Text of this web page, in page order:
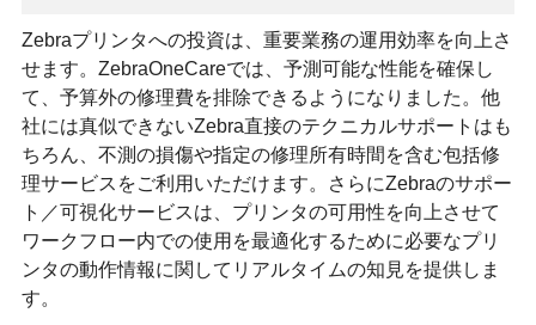
Zebraプリンタへの投資は、重要業務の運用効率を向上さ
せます。ZebraOneCareでは、予測可能な性能を確保し
て、予算外の修理費を排除できるようになりました。他
社には真似できないZebra直接のテクニカルサポートはも
ちろん、不測の損傷や指定の修理所有時間を含む包括修
理サービスをご利用いただけます。さらにZebraのサポー
ト／可視化サービスは、プリンタの可用性を向上させて
ワークフロー内での使用を最適化するために必要なプリ
ンタの動作情報に関してリアルタイムの知見を提供しま
す。